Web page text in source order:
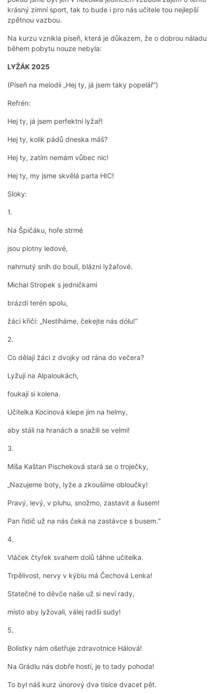
krásný zimní sport, tak to bude i pro nás učitele tou nejlepší
zpětnou vazbou.
Na kurzu vznikla píseň, která je důkazem, že o dobrou náladu
během pobytu nouze nebyla:
LYŽÁK 2025
(Píseň na melodii „Hej ty, já jsem taky popelář“)
Refrén:
Hej ty, já jsem perfektní lyžař!
Hej ty, kolik pádů dneska máš?
Hej ty, zatím nemám vůbec nic!
Hej ty, my jsme skvělá parta HIC!
Sloky:
1.
Na Špičáku, hoře strmé
jsou plotny ledové,
nahrnutý sníh do boulí, blázni lyžařové.
Michal Stropek s jedničkami
brázdí terén spolu,
žáci křičí: „Nestíháme, čekejte nás dólu!“
2.
Co dělají žáci z dvojky od rána do večera?
Lyžují na Alpaloukách,
foukají si kolena.
Učitelka Kocinová klepe jim na helmy,
aby stáli na hranách a snažili se velmi!
3.
Míša Kaštan Pischeková stará se o troječky,
„Nazujeme boty, lyže a zkoušíme obloučky!
Pravý, levý, v pluhu, snožmo, zastavit a šusem!
Pan řidič už na nás čeká na zastávce s busem.“
4.
Vláček čtyřek svahem dolů táhne učitelka.
Trpělivost, nervy v kýblu má Čechová Lenka!
Statečné to děvče naše už si neví rady,
místo aby lyžovali, válej radši sudy!
5.
Bolístky nám ošetřuje zdravotnice Hálová!
Na Grádlu nás dobře hostí, je to tady pohoda!
To byl náš kurz únorový dva tisíce dvacet pět.